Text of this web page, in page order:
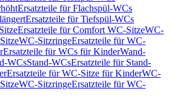
Ersatzteile für Flachspül-WCs
Ersatzteile für Tiefspül-WCs
Ersatzteile für Comfort WC-SitzeWC-
WC-SitzringeErsatzteile für WC-
Ersatzteile für WCs für KinderWand-
WCsStand-WCsErsatzteile für Stand-
Ersatzteile für WC-Sitze für KinderWC-
WC-SitzringeErsatzteile für WC-